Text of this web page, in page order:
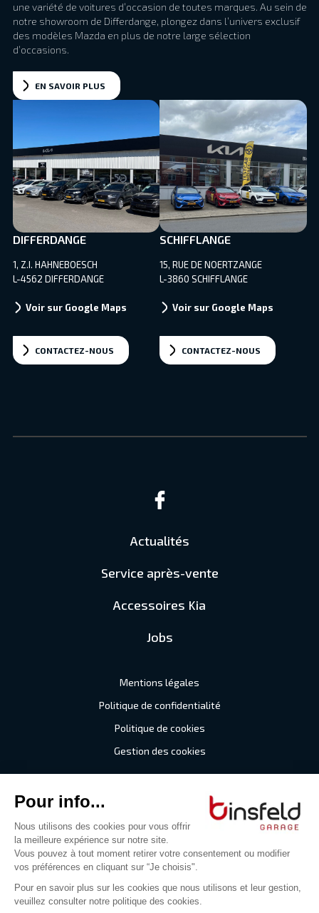
DIFFERDANGE
1, Z.I. HAHNEBOESCH
L-4562 DIFFERDANGE
Voir sur Google Maps
CONTACTEZ-NOUS
SCHIFFLANGE
15, RUE DE NOERTZANGE
L-3860 SCHIFFLANGE
Voir sur Google Maps
CONTACTEZ-NOUS
une variété de voitures d’occasion de toutes marques. Au sein de
notre showroom de Differdange, plongez dans l’univers exclusif
des modèles Mazda en plus de notre large sélection
d’occasions.
EN SAVOIR PLUS
Actualités
Service après-vente
Accessoires Kia
Jobs
Mentions légales
Politique de confidentialité
Politique de cookies
Gestion des cookies
Digitalised by